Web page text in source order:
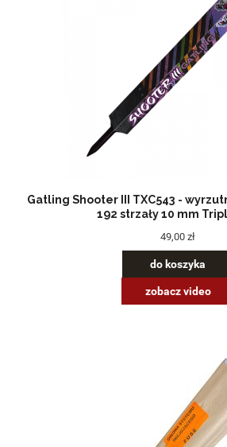
Gatling Shooter III TXC543 -
192 strzały 10 mm
49,00 zł
do koszyka
zobacz video